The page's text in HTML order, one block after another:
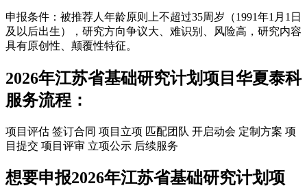
申报条件：被推荐人年龄原则上不超过35周岁（1991年1月1日
及以后出生），研究方向争议大、难识别、风险高，研究内容
具有原创性、颠覆性特征。
2026年江苏省基础研究计划项目华夏泰科
服务流程：
项目评估 签订合同 项目立项 匹配团队 开启动会 定制方案 项
目提交 项目评审 立项公示 后续服务
想要申报2026年江苏省基础研究计划项